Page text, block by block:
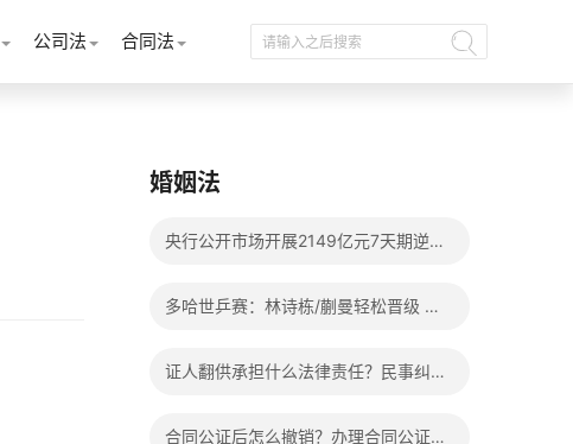
公司法 合同法
婚姻法
央行公开市场开展2149亿元7天期逆回
多哈世乒赛：林诗栋/蒯曼轻松晋级 混
证人翻供承担什么法律责任？民事纠纷
合同公证后怎么撤销？办理合同公证需